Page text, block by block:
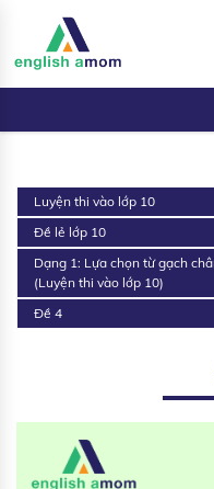
Luyện thi vào lớp 10
Đề lẻ lớp 10
Dạng 1: Lựa chọn từ gạch
(Luyện thi vào lớp 10)
Đề 4